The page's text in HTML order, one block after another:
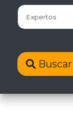
Buscar